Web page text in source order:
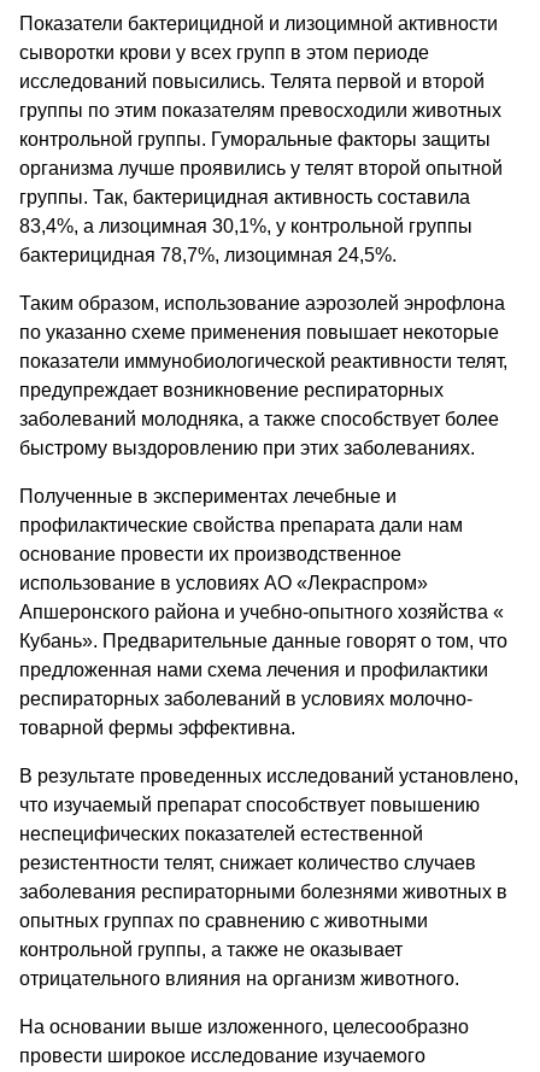
Показатели бактерицидной и лизоцимной активности
сыворотки крови у всех групп в этом периоде
исследований повысились. Телята первой и второй
группы по этим показателям превосходили животных
контрольной группы. Гуморальные факторы защиты
организма лучше проявились у телят второй опытной
группы. Так, бактерицидная активность составила
83,4%, а лизоцимная 30,1%, у контрольной группы
бактерицидная 78,7%, лизоцимная 24,5%.
Таким образом, использование аэрозолей энрофлона
по указанно схеме применения повышает некоторые
показатели иммунобиологической реактивности телят,
предупреждает возникновение респираторных
заболеваний молодняка, а также способствует более
быстрому выздоровлению при этих заболеваниях.
Полученные в экспериментах лечебные и
профилактические свойства препарата дали нам
основание провести их производственное
использование в условиях АО «Лекраспром»
Апшеронского района и учебно-опытного хозяйства «
Кубань». Предварительные данные говорят о том, что
предложенная нами схема лечения и профилактики
респираторных заболеваний в условиях молочно-
товарной фермы эффективна.
В результате проведенных исследований установлено,
что изучаемый препарат способствует повышению
неспецифических показателей естественной
резистентности телят, снижает количество случаев
заболевания респираторными болезнями животных в
опытных группах по сравнению с животными
контрольной группы, а также не оказывает
отрицательного влияния на организм животного.
На основании выше изложенного, целесообразно
провести широкое исследование изучаемого